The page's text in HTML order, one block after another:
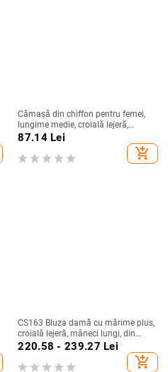
Cămașă din chiffon pentru femei,
lungime medie, croială lejeră,
mâneci scurte, model uni, conținut
87.14Lei
add_shopping_cart
CS163 Bluza damă cu mărime plus,
croială lejeră, mâneci lungi, din
șifon cu șnur, top office de bază
220.58 - 239.27 Lei
add_shopping_cart